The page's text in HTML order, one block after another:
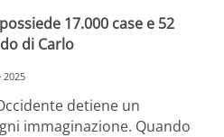
17.000 case e 52
di Carlo
detiene un
immaginazione. Quando